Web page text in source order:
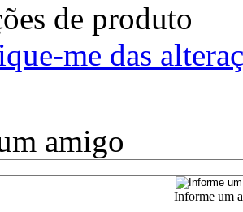
de produto
me das
amigo
Informe um